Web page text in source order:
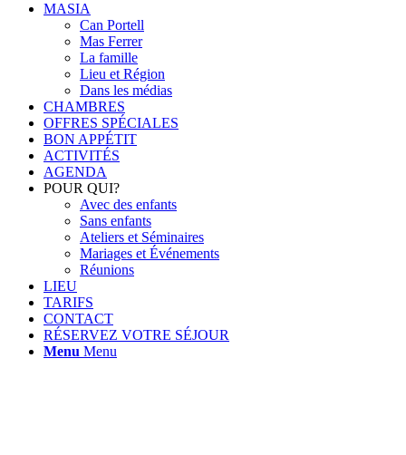
MASIA
Can Portell
Mas Ferrer
La famille
Lieu et Région
Dans les médias
CHAMBRES
OFFRES SPÉCIALES
BON APPÉTIT
ACTIVITÉS
AGENDA
POUR QUI?
Avec des enfants
Sans enfants
Ateliers et Séminaires
Mariages et Événements
Réunions
LIEU
TARIFS
CONTACT
RÉSERVEZ VOTRE SÉJOUR
Menu Menu